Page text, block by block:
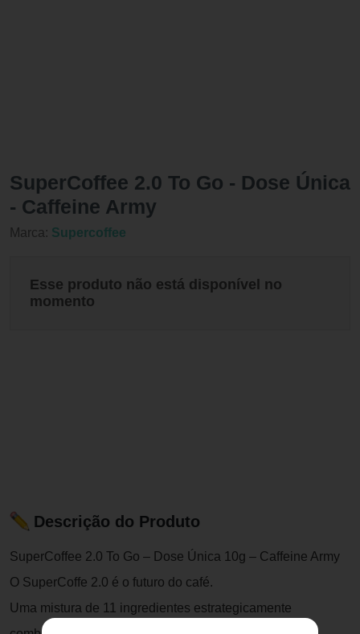
SuperCoffee 2.0 To Go - Dose Única
- Caffeine Army
Marca: Supercoffee
Esse produto não está disponível no
momento
Descrição do Produto
SuperCoffee 2.0 To Go – Dose Única 10g – Caffeine Army
O SuperCoffe 2.0 é o futuro do café.
Uma mistura de 11 ingredientes estrategicamente